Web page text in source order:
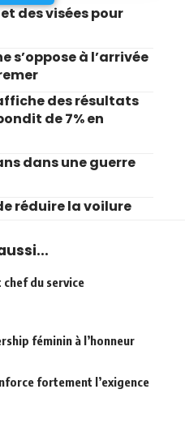
des visées pour
s’oppose à l’arrivée
des résultats
de 7% en
dans une guerre
réduire la voilure
du service
féminin à l’honneur
fortement l’exigence